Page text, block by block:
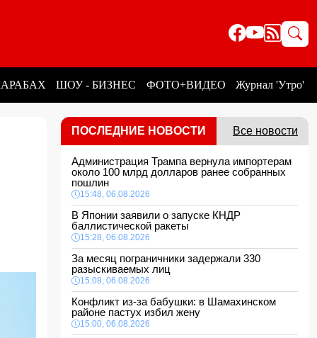
ШОУ - БИЗНЕС ФОТО+ВИДЕО Журнал 'Утро'
ПОСЛЕДНИЕ НОВОСТИ Все новости
Администрация Трампа вернула импортерам
около 100 млрд долларов ранее собранных
пошлин
15:48, 06.08.2026
В Японии заявили о запуске КНДР
баллистической ракеты
15:28, 06.08.2026
За месяц пограничники задержали 330
разыскиваемых лиц
15:08, 06.08.2026
Конфликт из-за бабушки: в Шамахинском
районе пастух избил жену
15:00, 06.08.2026